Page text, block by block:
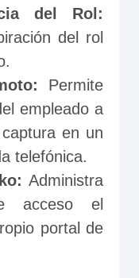
del rol
Permite
empleado a
en un
telefónica.
Administra
acceso el
portal de